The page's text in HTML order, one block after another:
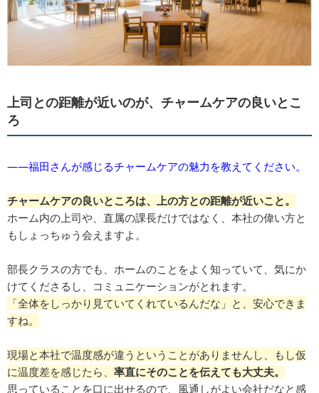
上司との距離が近いのが、チャームケアの良いとこ
ろ
――福田さんが感じるチャームケアの魅力を教えてください。
チャームケアの良いところは、上の方との距離が近いこと。
ホーム内の上司や、直属の課長だけではなく、本社の偉い方と
もしょっちゅう会えますよ。
部長クラスの方でも、ホームのことをよく知っていて、気にか
けてくださるし、コミュニケーションがとれます。
「全体をしっかり見ていてくれているんだな」と、安心できま
すね。
現場と本社で温度感が違うということがありませんし、もし仮
に温度差を感じたら、 率直にそのことを伝えても大丈夫。
思っていることを口に出せるので、風通しがよい会社だなと感